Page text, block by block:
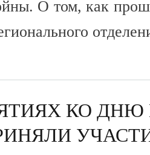
О том, как
КО ДНЮ